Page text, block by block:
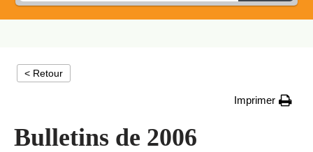
< Retour
Imprimer
Bulletins de 2006